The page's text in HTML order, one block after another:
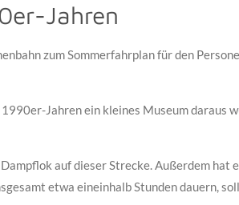
Jahren
zum Sommerfahrplan für den
Jahren ein kleines Museum daraus
auf dieser Strecke. Außerdem
etwa eineinhalb Stunden dauern,